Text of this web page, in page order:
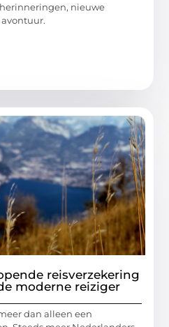
nieuwe
reisverzekering
moderne reiziger
dan alleen een